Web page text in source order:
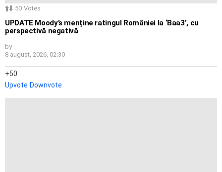
50 Votes
UPDATE Moody’s menține ratingul României la ‘Baa3’, cu
perspectivă negativă
by
8 august, 2026, 02:30
50
Upvote Downvote